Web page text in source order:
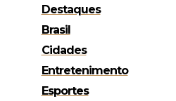
Destaques
Brasil
Cidades
Entretenimento
Esportes